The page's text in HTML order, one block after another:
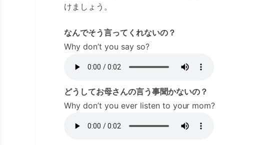
けましょう。
なんでそう言ってくれないの？
Why don’t you say so?
どうしてお母さんの言う事聞かないの？
Why don’t you ever listen to your mom?